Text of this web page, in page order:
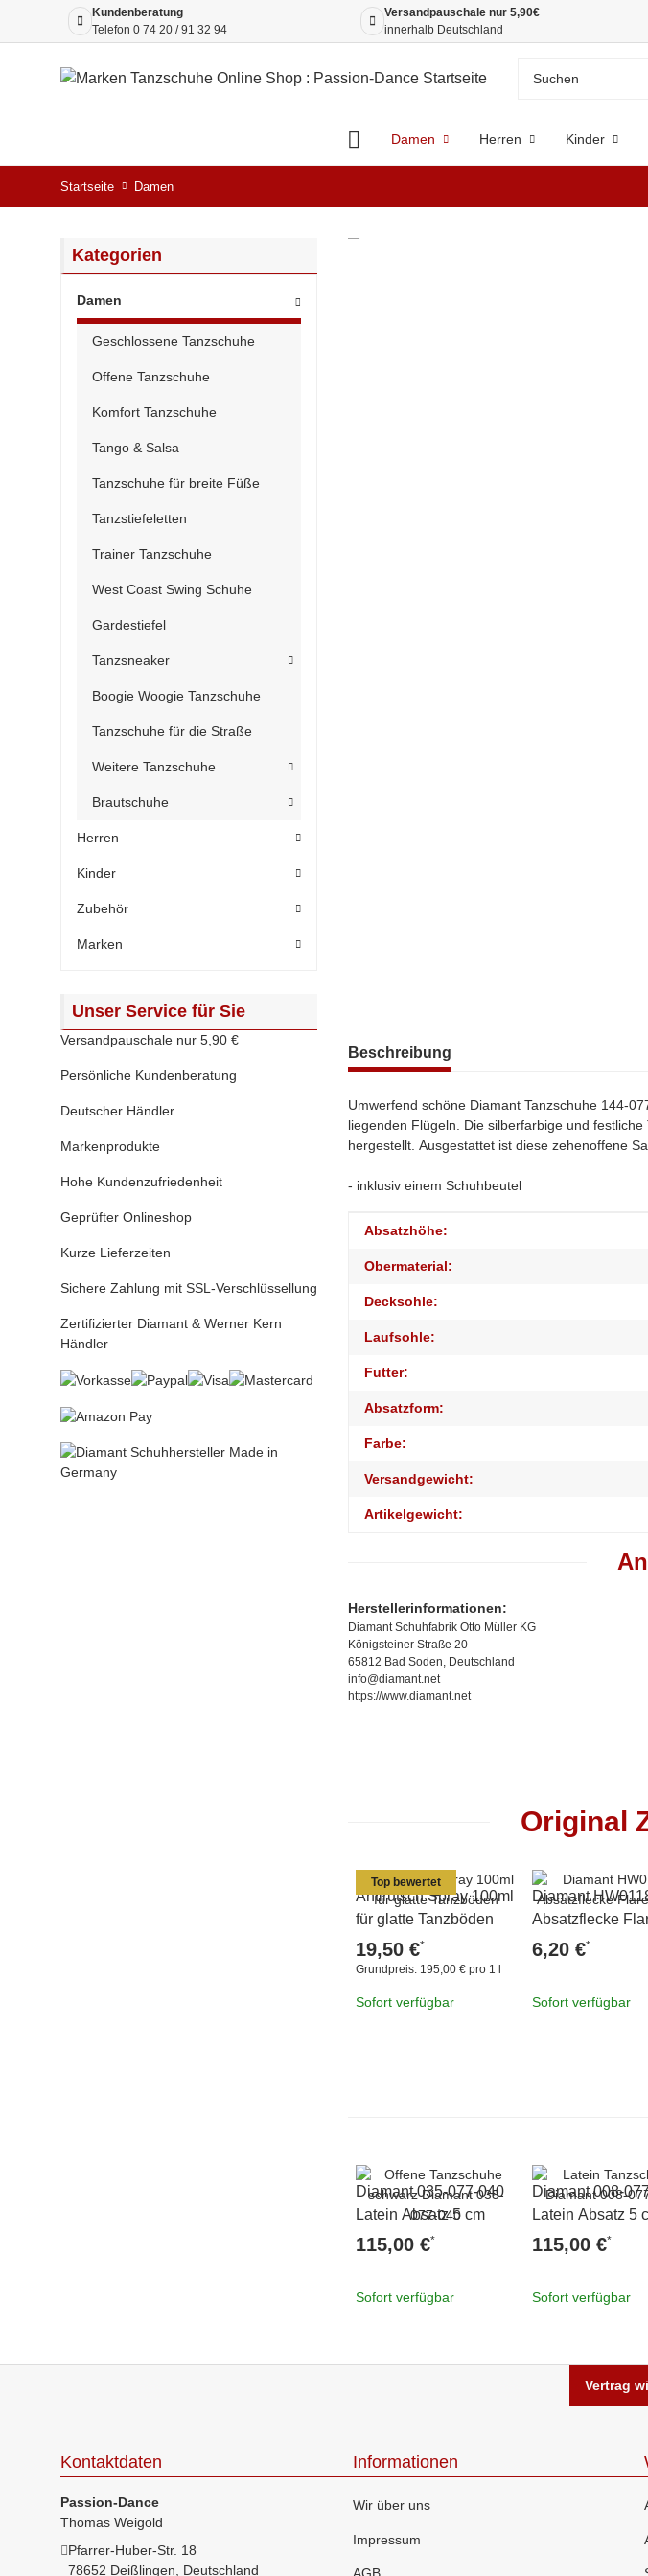
Kundenberatung
Telefon 0 74 20 / 91 32 94
Versandpauschale nur 5,90€
innerhalb Deutschland
Damen Herren Kinder
Startseite Damen
Beschreibung
Umwerfend schöne Diamant Tanzschuhe 144-
liegenden Flügeln. Die silberfarbige und
hergestellt. Ausgestattet ist diese zehenoffene
- inklusiv einem Schuhbeutel
Produkteigenschaft
Wert
Absatzhöhe:
Obermaterial:
Decksohle:
Laufsohle:
Futter:
Absatzform:
Farbe:
Versandgewicht:
Artikelgewicht:
Herstellerinformationen:
Diamant Schuhfabrik Otto Müller KG
Königsteiner Straße 20
65812 Bad Soden, Deutschland
info@diamant.net
https://www.diamant.net
Original
Top bewertet
Antirutsch Spray 100ml
für glatte Tanzböden
19,50 €*
Grundpreis: 195,00 € pro 1 l
Sofort verfügbar
Diamant
Absatzflecke
beige
6,20 €*
Sofort verfügbar
Diamant 035-077-040
Latein Absatz 5 cm
115,00 €*
Sofort verfügbar
Diamant 008-
Latein Absatz 5
115,00 €*
Sofort verfügbar
Kategorien
Damen
Geschlossene Tanzschuhe
Offene Tanzschuhe
Komfort Tanzschuhe
Tango & Salsa
Tanzschuhe für breite Füße
Tanzstiefeletten
Trainer Tanzschuhe
West Coast Swing Schuhe
Gardestiefel
Tanzsneaker
Boogie Woogie Tanzschuhe
Tanzschuhe für die Straße
Weitere Tanzschuhe
Brautschuhe
Herren
Kinder
Zubehör
Marken
Unser Service für Sie
Versandpauschale nur 5,90 €
Persönliche Kundenberatung
Deutscher Händler
Markenprodukte
Hohe Kundenzufriedenheit
Geprüfter Onlineshop
Kurze Lieferzeiten
Sichere Zahlung mit SSL-Verschlüssellung
Zertifizierter Diamant & Werner Kern
Händler
Vertrag
Kontaktdaten
Passion-Dance
Thomas Weigold
Pfarrer-Huber-Str. 18
78652 Deißlingen, Deutschland
Informationen
Wir über uns
Impressum